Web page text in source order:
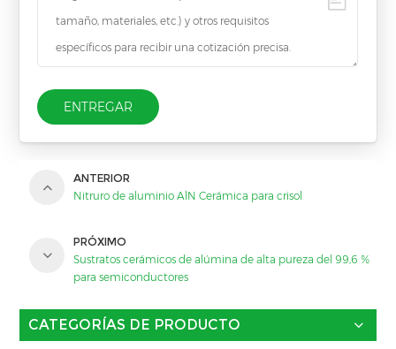
ENTREGAR
ANTERIOR
Nitruro de aluminio AlN Cerámica para crisol
PRÓXIMO
Sustratos cerámicos de alúmina de alta pureza del 99,6 %
para semiconductores
CATEGORÍAS DE PRODUCTO